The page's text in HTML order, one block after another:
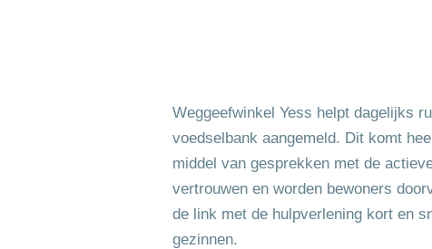
Weggeefwinkel Yess helpt dagelijks
voedselbank aangemeld. Dit komt
middel van gesprekken met de
vertrouwen en worden bewoners
de link met de hulpverlening kort en
gezinnen.